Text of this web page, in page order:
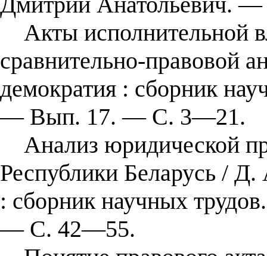
Акты исполнительной
сравнительно-правовой
демократия : сборник
— Вып. 17. — С. 3—21.
Анализ юридической
Республики Беларусь /
: сборник научных
— С. 42—55.